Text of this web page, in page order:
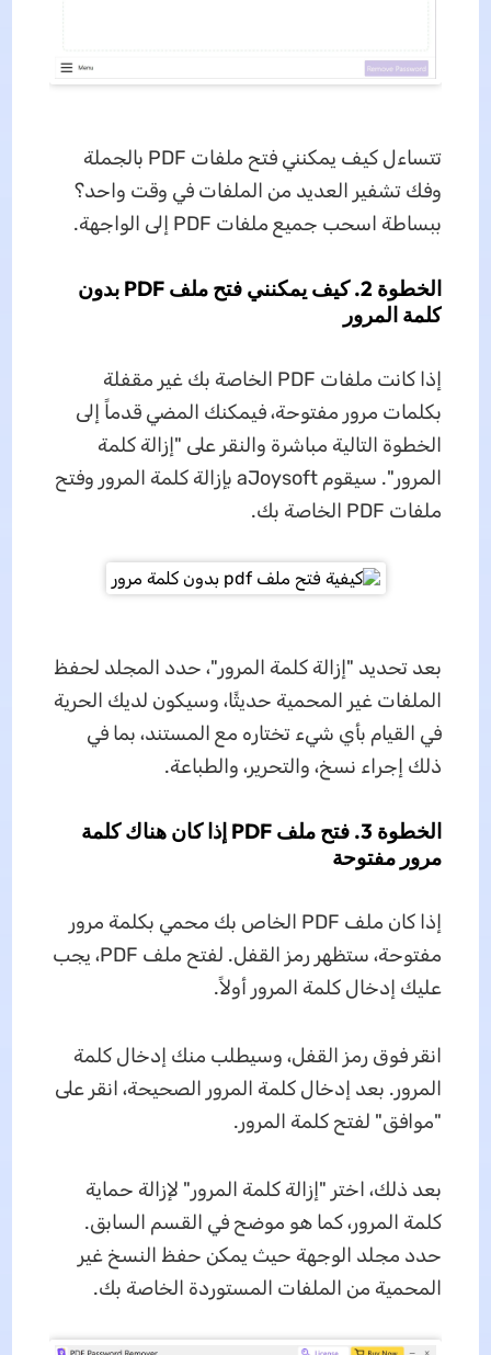
تتساءل كيف يمكنني فتح ملفات PDF بالجملة
وفك تشفير العديد من الملفات في وقت واحد؟
ببساطة اسحب جميع ملفات PDF إلى الواجهة.
الخطوة 2. كيف يمكنني فتح ملف PDF بدون
كلمة المرور
إذا كانت ملفات PDF الخاصة بك غير مقفلة
بكلمات مرور مفتوحة، فيمكنك المضي قدماً إلى
الخطوة التالية مباشرة والنقر على "إزالة كلمة
المرور". سيقوم aJoysoft بإزالة كلمة المرور وفتح
ملفات PDF الخاصة بك.
بعد تحديد "إزالة كلمة المرور"، حدد المجلد لحفظ
الملفات غير المحمية حديثًا، وسيكون لديك الحرية
في القيام بأي شيء تختاره مع المستند، بما في
ذلك إجراء نسخ، والتحرير، والطباعة.
الخطوة 3. فتح ملف PDF إذا كان هناك كلمة
مرور مفتوحة
إذا كان ملف PDF الخاص بك محمي بكلمة مرور
مفتوحة، ستظهر رمز القفل. لفتح ملف PDF، يجب
عليك إدخال كلمة المرور أولاً.
انقر فوق رمز القفل، وسيطلب منك إدخال كلمة
المرور. بعد إدخال كلمة المرور الصحيحة، انقر على
"موافق" لفتح كلمة المرور.
بعد ذلك، اختر "إزالة كلمة المرور" لإزالة حماية
كلمة المرور، كما هو موضح في القسم السابق.
حدد مجلد الوجهة حيث يمكن حفظ النسخ غير
المحمية من الملفات المستوردة الخاصة بك.